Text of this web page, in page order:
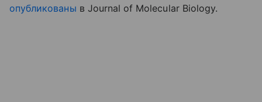
опубликованы в Journal of Molecular Biology.